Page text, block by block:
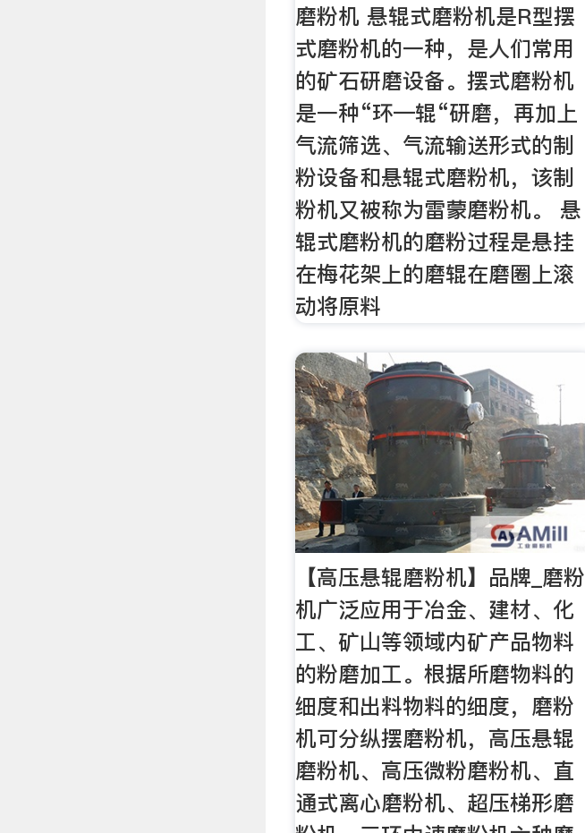
磨粉机 悬辊式磨粉机是R型摆
式磨粉机的一种，是人们常用
的矿石研磨设备。摆式磨粉机
是一种“环—辊“研磨，再加上
气流筛选、气流输送形式的制
粉设备和悬辊式磨粉机，该制
粉机又被称为雷蒙磨粉机。 悬
辊式磨粉机的磨粉过程是悬挂
在梅花架上的磨辊在磨圈上滚
动将原料
【高压悬辊磨粉机】品牌_磨粉
机广泛应用于冶金、建材、化
工、矿山等领域内矿产品物料
的粉磨加工。根据所磨物料的
细度和出料物料的细度，磨粉
机可分纵摆磨粉机，高压悬辊
磨粉机、高压微粉磨粉机、直
通式离心磨粉机、超压梯形磨